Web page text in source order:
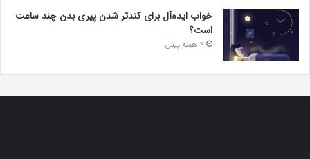
خواب ایده‌آل برای کندتر شدن پیری بدن چند ساعت
است؟
4 هفته پیش